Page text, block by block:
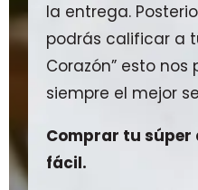
la entrega.
podrás calificar a
Corazón” esto
siempre el mejor
Comprar tu súper
fácil.